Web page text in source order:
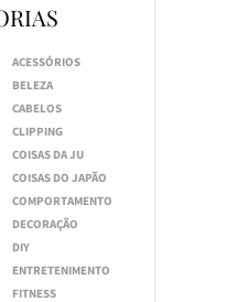
ACESSÓRIOS
BELEZA
CABELOS
CLIPPING
COISAS DA JU
COISAS DO JAPÃO
COMPORTAMENTO
DECORAÇÃO
DIY
ENTRETENIMENTO
FITNESS